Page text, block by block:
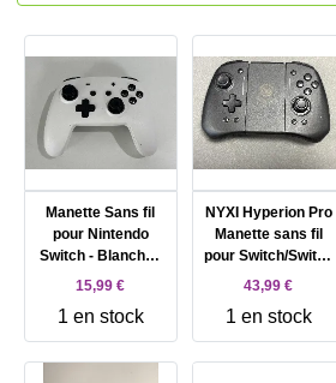
Manette Sans fil
pour Nintendo
Switch - Blanche -
RGB - SP02
15,99 €
1 en stock
NYXI Hyperion Pro
Manette sans fil
pour Switch/Switch
OLED, Manette
joystick à effet
Hall,
Programmable,
43,99 €
1 en stock